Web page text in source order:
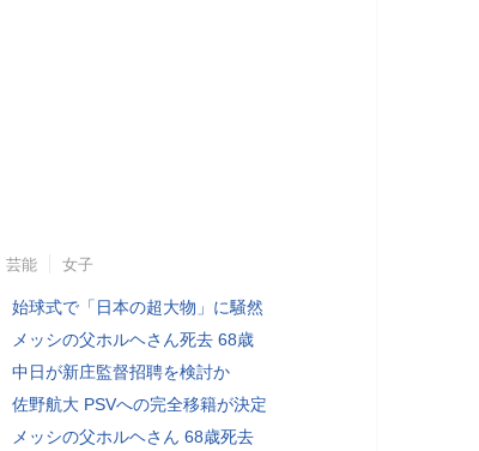
芸能 女子
始球式で「日本の超大物」に騒然
メッシの父ホルヘさん死去 68歳
中日が新庄監督招聘を検討か
佐野航大 PSVへの完全移籍が決定
メッシの父ホルヘさん 68歳死去